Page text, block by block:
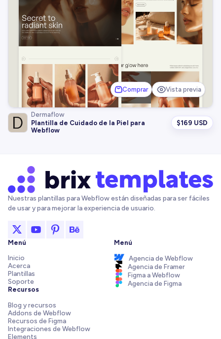
Comprar Vista previa
Dermaflow
Plantilla de Cuidado de la Piel para
Webflow
$169 USD
Nuestras plantillas para Webflow están diseñadas para ser fáciles
de usar y para mejorar la experiencia de usuario.
Menú
Inicio
Acerca
Plantillas
Soporte
Recursos
Blog y recursos
Addons de Webflow
Recursos de Figma
Integraciones de Webflow
Elements
Menú
Agencia de Webflow
Agencia de Framer
Figma a Webflow
Agencia de Figma